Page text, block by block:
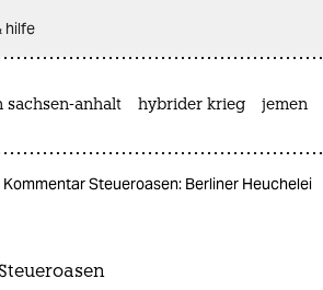
hilfe
sachsen-anhalt hybrider krieg jemen
Kommentar Steueroasen: Berliner Heuchelei